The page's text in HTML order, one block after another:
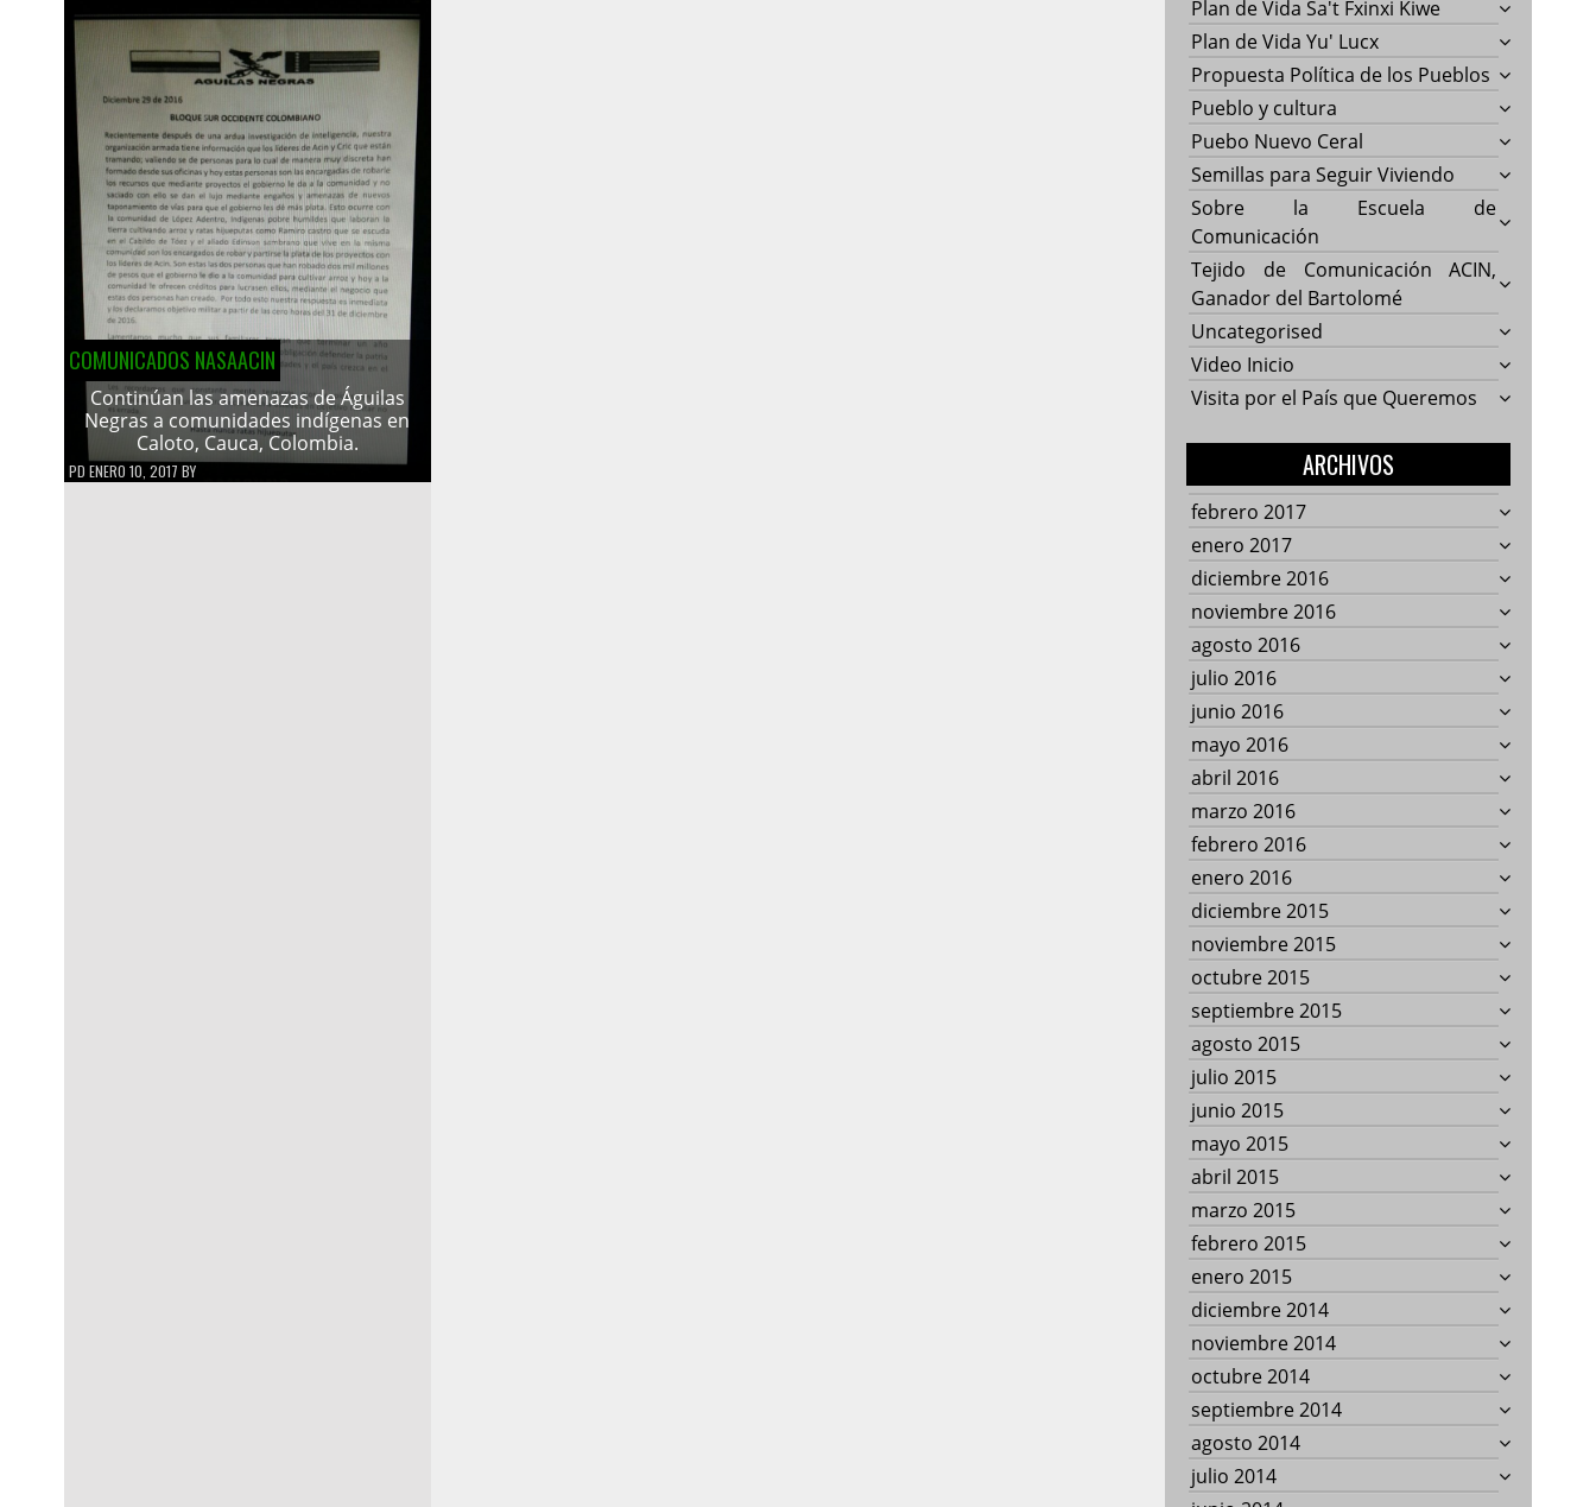
COMUNICADOS NASAACIN
Continúan las amenazas de Águilas
Negras a comunidades indígenas en
Caloto, Cauca, Colombia.
PD ENERO 10, 2017 BY
Plan de Vida Sa't Fxinxi Kiwe
Plan de Vida Yu' Lucx
Propuesta Política de los Pueblos
Pueblo y cultura
Puebo Nuevo Ceral
Semillas para Seguir Viviendo
Sobre la Escuela de
Comunicación
Tejido de Comunicación ACIN,
Ganador del Bartolomé
Uncategorised
Video Inicio
Visita por el País que Queremos
ARCHIVOS
febrero 2017
enero 2017
diciembre 2016
noviembre 2016
agosto 2016
julio 2016
junio 2016
mayo 2016
abril 2016
marzo 2016
febrero 2016
enero 2016
diciembre 2015
noviembre 2015
octubre 2015
septiembre 2015
agosto 2015
julio 2015
junio 2015
mayo 2015
abril 2015
marzo 2015
febrero 2015
enero 2015
diciembre 2014
noviembre 2014
octubre 2014
septiembre 2014
agosto 2014
julio 2014